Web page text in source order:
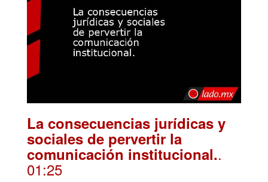
La consecuencias jurídicas y
sociales de pervertir la
comunicación institucional..
01:25